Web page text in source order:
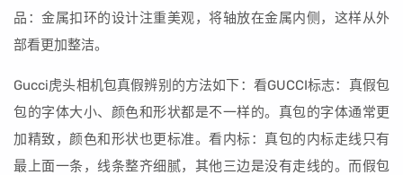
品：金属扣环的设计注重美观，将轴放在金属内侧，这样从外
部看更加整洁。
Gucci虎头相机包真假辨别的方法如下：看GUCCI标志：真假包
包的字体大小、颜色和形状都是不一样的。真包的字体通常更
加精致，颜色和形状也更标准。看内标：真包的内标走线只有
最上面一条，线条整齐细腻，其他三边是没有走线的。而假包